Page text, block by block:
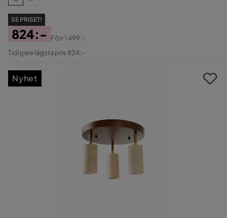
SE PRISET!
Pris
824:-
Original
Förr1 499:-
Tidigare lägsta pris 824:-
Nyhet